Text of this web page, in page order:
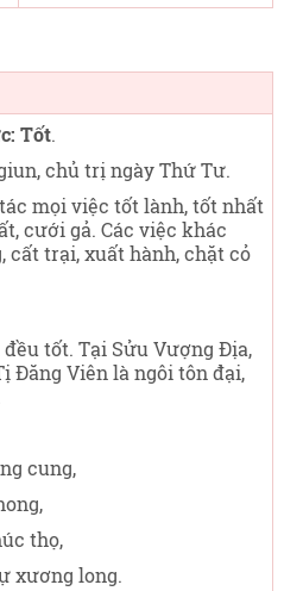
Tốt.
chủ trị ngày Thứ Tư.
mọi việc tốt lành, tốt nhất
cưới gả. Các việc khác
cất trại, xuất hành, chặt cỏ
tốt. Tại Sửu Vượng Địa,
Đăng Viên là ngôi tôn đại,
cung,
thọ,
xương long.